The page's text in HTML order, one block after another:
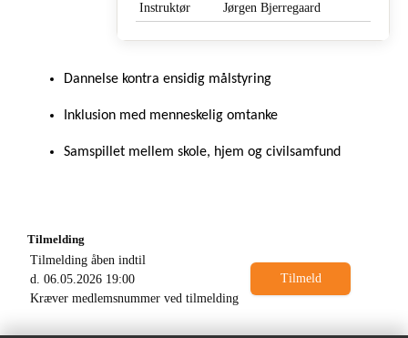
Instruktør
Jørgen Bjerregaard
Dannelse kontra ensidig målstyring
Inklusion med menneskelig omtanke
Samspillet mellem skole, hjem og civilsamfund
Tilmelding
Tilmelding åben indtil
d. 06.05.2026 19:00
Kræver medlemsnummer ved tilmelding